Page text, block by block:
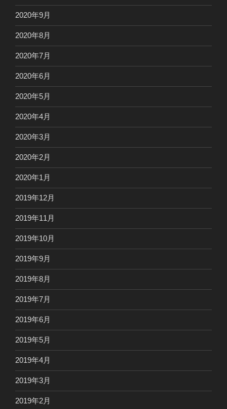
2020年9月
2020年8月
2020年7月
2020年6月
2020年5月
2020年4月
2020年3月
2020年2月
2020年1月
2019年12月
2019年11月
2019年10月
2019年9月
2019年8月
2019年7月
2019年6月
2019年5月
2019年4月
2019年3月
2019年2月